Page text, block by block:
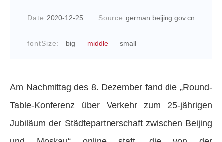
Date:2020-12-25 Source:german.beijing.gov.cn
fontSize: big middle small
Am Nachmittag des 8. Dezember fand die „Round-
Table-Konferenz über Verkehr zum 25-jährigen
Jubiläum der Städtepartnerschaft zwischen Beijing